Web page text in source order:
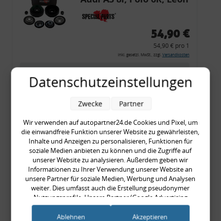
54,90 €
54,90 € pro 1
inkl. gesetzl. MwSt., zzgl. Versandkosten
Merkzettel
Rückleuchtenband mit
Blinker, rot, US-Ecken,
Audi 80 Cabrio, Typ 89,
OE-Nr.: 8G0945225 +
8G0945225C
999,99 €
999,99 € pro 1
inkl. gesetzl. MwSt., zzgl.
Datenschutzeinstellungen
Wir verwenden auf autopartner24.de Cookies und Pixel, um
die einwandfreie Funktion unserer Website zu gewährleisten,
Inhalte und Anzeigen zu personalisieren, Funktionen für
soziale Medien anbieten zu können und die Zugriffe auf
unserer Website zu analysieren. Außerdem geben wir
Informationen zu Ihrer Verwendung unserer Website an
unsere Partner für soziale Medien, Werbung und Analysen
weiter. Dies umfasst auch die Erstellung pseudonymer
Nutzungsprofile. Unsere Partner (Google Advertising
Products) führen diese Informationen möglicherweise mit
weiteren Daten zusammen, die Sie ihnen bereitgestellt haben
Zwecke Partner
Ablehnen Akzeptieren